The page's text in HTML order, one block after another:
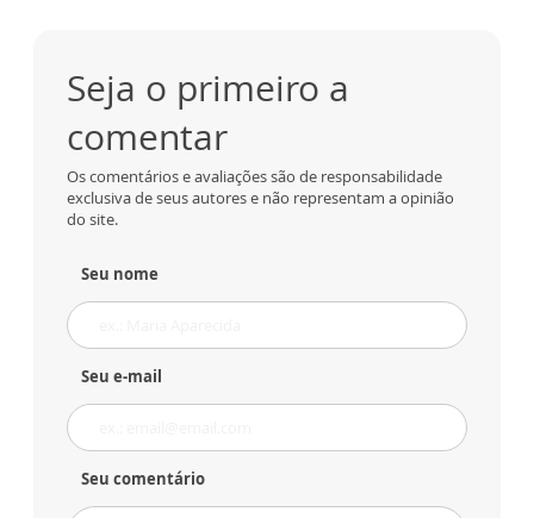
Seja o primeiro a
comentar
Os comentários e avaliações são de responsabilidade
exclusiva de seus autores e não representam a opinião
do site.
Seu nome
Seu e-mail
Seu comentário